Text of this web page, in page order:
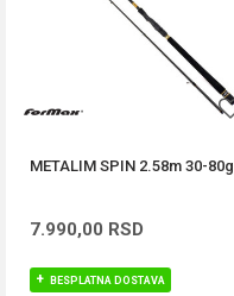
METALIM SPIN 2.58m 30-80g
7.990,00 RSD
BESPLATNA DOSTAVA